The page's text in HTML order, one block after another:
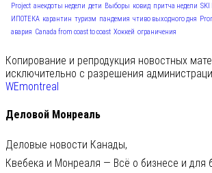
Project анекдоты недели дети Выборы ковид притча недели
ИПОТЕКА карантин туризм пандемия чтиво выходного дня
авария Canada from coast to coast Хоккей ограничения
Копирование и репродукция новостных
исключительно с разрешения
WEmontreal
Деловой Монреаль
Деловые новости Канады,
Квебека и Монреаля — Всё о бизнесе и для